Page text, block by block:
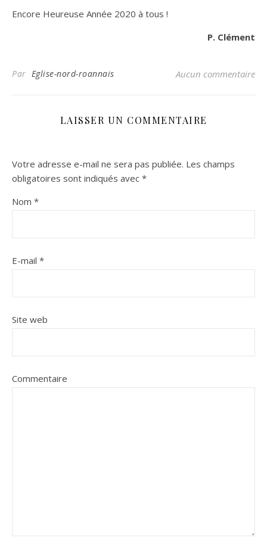
Encore Heureuse Année 2020 à tous !
P. Clément
Par Eglise-nord-roannais Aucun commentaire
LAISSER UN COMMENTAIRE
Votre adresse e-mail ne sera pas publiée. Les champs
obligatoires sont indiqués avec *
Nom *
E-mail *
Site web
Commentaire